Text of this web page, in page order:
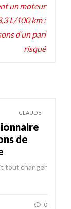
un moteur
L/100 km :
d’un pari
risqué
CLAUDE
de
tout changer
0